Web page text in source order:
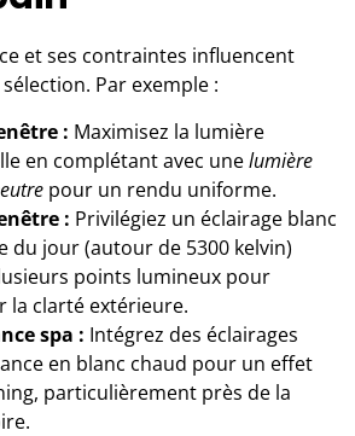
et ses contraintes influencent
Par exemple :
: Maximisez la lumière
en complétant avec unelumière
pour un rendu uniforme.
: Privilégiez un éclairage blanc
du jour (autour de 5300 kelvin)
points lumineux pour
la clarté extérieure.
spa : Intégrez des éclairages
en blanc chaud pour un effet
particulièrement près de la